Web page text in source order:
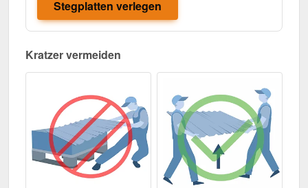
Stegplatten verlegen
Kratzer vermeiden